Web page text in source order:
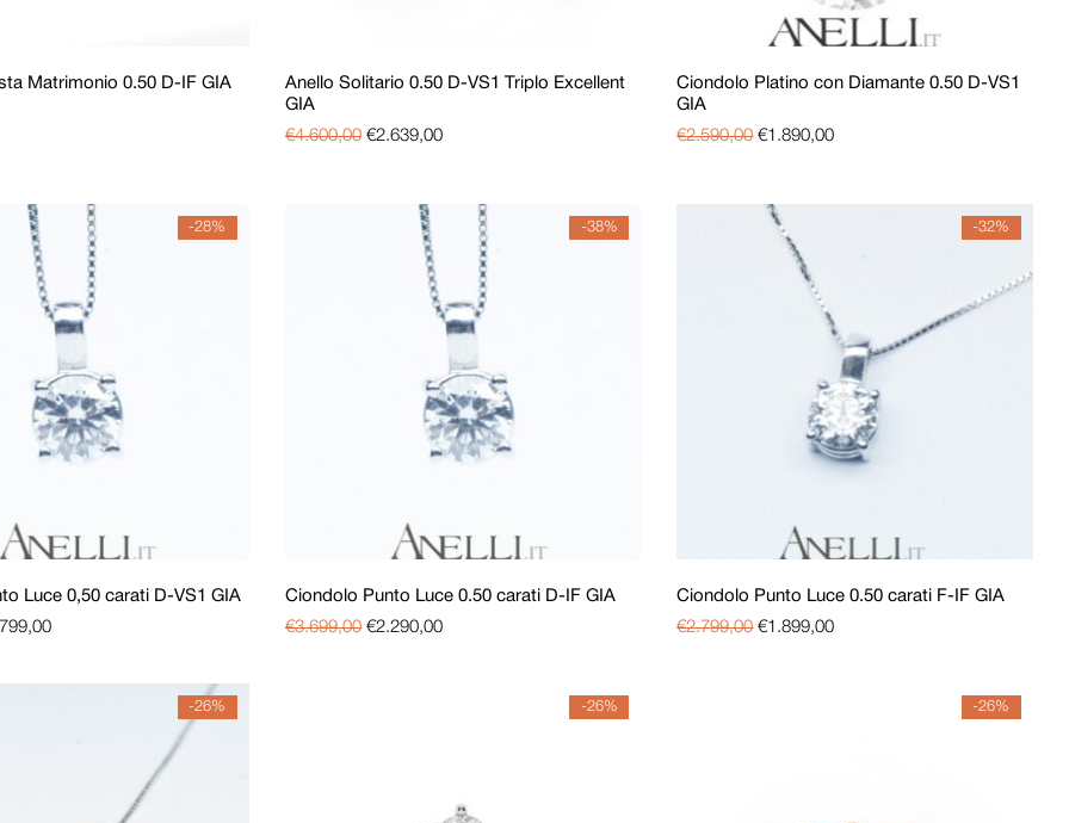
Matrimonio 0.50 D-IF GIA
Anello Solitario 0.50 D-VS1 Triplo Excellent
GIA
€4.600,00 €2.639,00
Ciondolo Platino con Diamante 0.50 D-VS1
GIA
€2.590,00 €1.890,00
-28%
Luce 0,50 carati D-VS1 GIA
-38%
Ciondolo Punto Luce 0.50 carati D-IF GIA
€3.699,00 €2.290,00
-32%
Ciondolo Punto Luce 0.50 carati F-IF GIA
€2.799,00 €1.899,00
-26% -26% -26%